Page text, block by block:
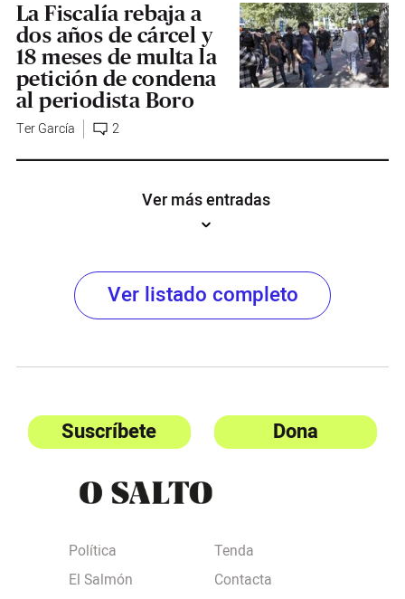
La Fiscalía rebaja a
dos años de cárcel y
18 meses de multa la
petición de condena
al periodista Boro
Ter García 2
Ver más entradas
Ver listado completo
Suscríbete Dona
Política
El Salmón
Tenda
Contacta